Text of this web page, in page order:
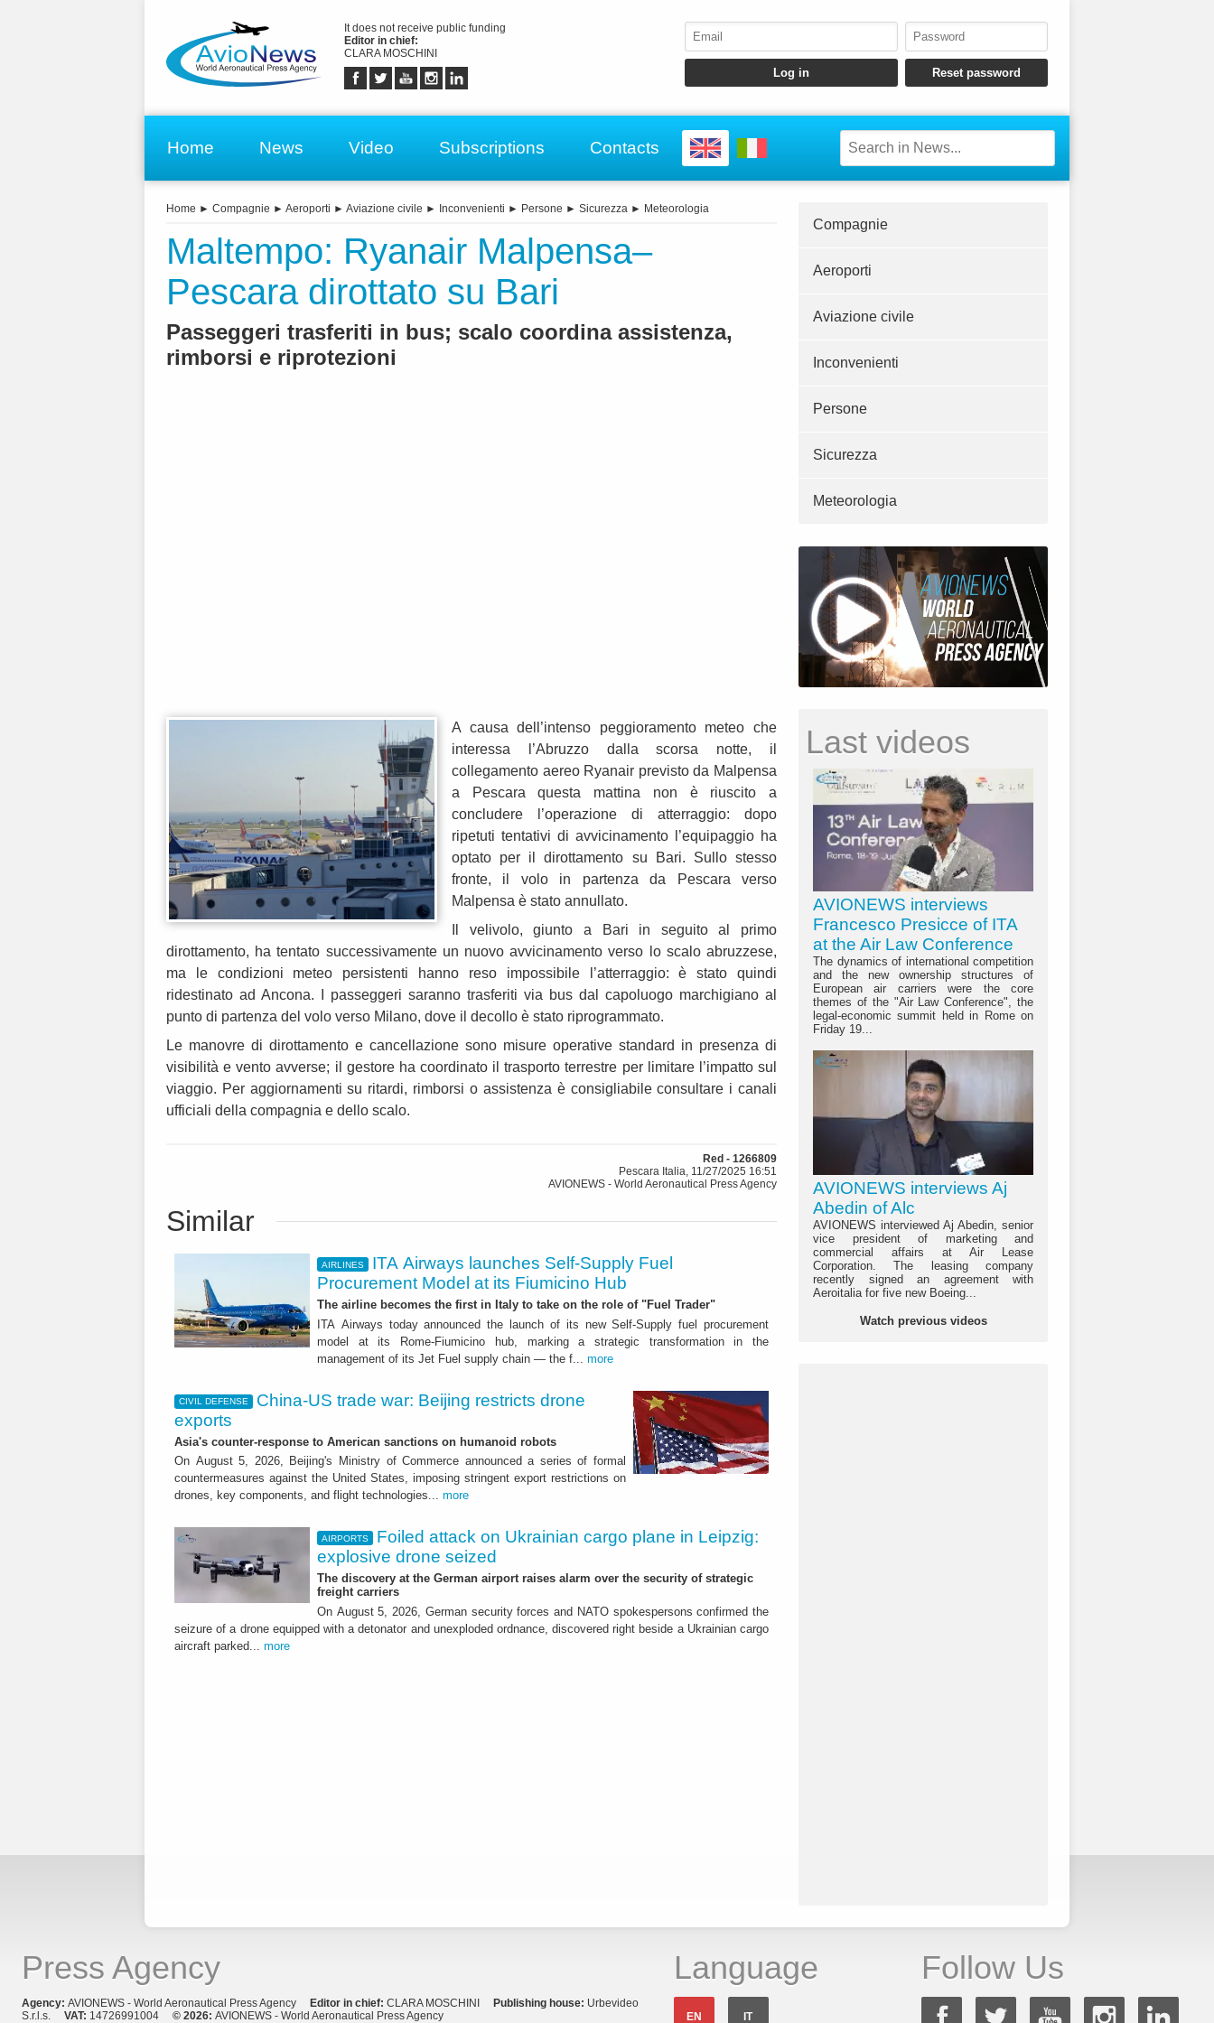
It does not receive public funding
Editor in chief:
CLARA MOSCHINI
Home News Video Subscriptions Contacts
Home ► Compagnie ► Aeroporti ► Aviazione civile ► Inconvenienti ► Persone ► Sicurezza ► Meteorologia
Maltempo: Ryanair Malpensa–
Pescara dirottato su Bari
Passeggeri trasferiti in bus; scalo coordina assistenza,
rimborsi e riprotezioni
A causa dell’intenso peggioramento meteo che
interessa l’Abruzzo dalla scorsa notte, il
collegamento aereo Ryanair previsto da Malpensa
a Pescara questa mattina non è riuscito a
concludere l’operazione di atterraggio: dopo
ripetuti tentativi di avvicinamento l’equipaggio ha
optato per il dirottamento su Bari. Sullo stesso
fronte, il volo in partenza da Pescara verso
Malpensa è stato annullato.
Il velivolo, giunto a Bari in seguito al primo
dirottamento, ha tentato successivamente un nuovo avvicinamento verso lo scalo abruzzese,
ma le condizioni meteo persistenti hanno reso impossibile l’atterraggio: è stato quindi
ridestinato ad Ancona. I passeggeri saranno trasferiti via bus dal capoluogo marchigiano al
punto di partenza del volo verso Milano, dove il decollo è stato riprogrammato.
Le manovre di dirottamento e cancellazione sono misure operative standard in presenza di
visibilità e vento avverse; il gestore ha coordinato il trasporto terrestre per limitare l’impatto sul
viaggio. Per aggiornamenti su ritardi, rimborsi o assistenza è consigliabile consultare i canali
ufficiali della compagnia e dello scalo.
Red - 1266809
Pescara Italia, 11/27/2025 16:51
AVIONEWS - World Aeronautical Press Agency
Similar
AIRLINES
ITA Airways launches Self-Supply Fuel
Procurement Model at its Fiumicino Hub
The airline becomes the first in Italy to take on the role of "Fuel Trader"
ITA Airways today announced the launch of its new Self-Supply fuel procurement
model at its Rome-Fiumicino hub, marking a strategic transformation in the
management of its Jet Fuel supply chain — the f... more
CIVIL DEFENSE
China-US trade war: Beijing restricts drone
exports
Asia's counter-response to American sanctions on humanoid robots
On August 5, 2026, Beijing's Ministry of Commerce announced a series of formal
countermeasures against the United States, imposing stringent export restrictions on
drones, key components, and flight technologies... more
AIRPORTS
Foiled attack on Ukrainian cargo plane in Leipzig:
explosive drone seized
The discovery at the German airport raises alarm over the security of strategic
freight carriers
On August 5, 2026, German security forces and NATO spokespersons confirmed the
seizure of a drone equipped with a detonator and unexploded ordnance, discovered right beside a Ukrainian cargo
aircraft parked... more
Compagnie
Aeroporti
Aviazione civile
Inconvenienti
Persone
Sicurezza
Meteorologia
Last videos
AVIONEWS interviews
Francesco Presicce of ITA
at the Air Law Conference
The dynamics of international competition
and the new ownership structures of
European air carriers were the core
themes of the "Air Law Conference", the
legal-economic summit held in Rome on
Friday 19...
AVIONEWS interviews Aj
Abedin of Alc
AVIONEWS interviewed Aj Abedin, senior
vice president of marketing and
commercial affairs at Air Lease
Corporation. The leasing company
recently signed an agreement with
Aeroitalia for five new Boeing...
Watch previous videos
Press Agency
Agency: AVIONEWS - World Aeronautical Press Agency Editor in chief: CLARA MOSCHINI Publishing house: Urbevideo
S.r.l.s. VAT: 14726991004 © 2026: AVIONEWS - World Aeronautical Press Agency
Language
EN IT
Follow Us